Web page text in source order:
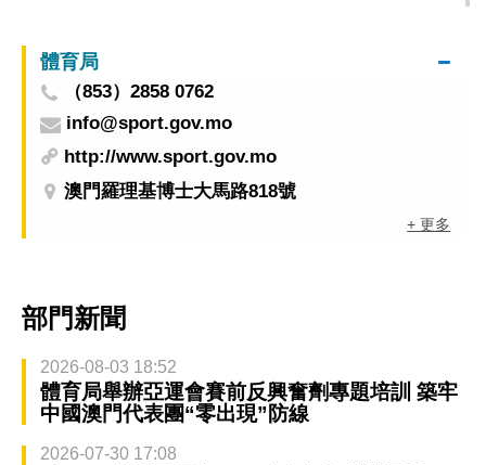
體育局
（853）2858 0762
info@sport.gov.mo
http://www.sport.gov.mo
澳門羅理基博士大馬路818號
+ 更多
部門新聞
2026-08-03 18:52
體育局舉辦亞運會賽前反興奮劑專題培訓 築牢
中國澳門代表團“零出現”防線
2026-07-30 17:08